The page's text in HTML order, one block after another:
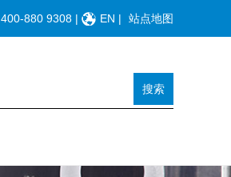
400-880 9308 | EN | 站点地图
搜索